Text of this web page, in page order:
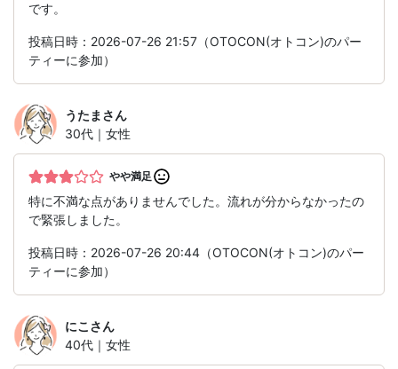
です。
投稿日時：2026-07-26 21:57（OTOCON(オトコン)のパー
ティーに参加）
うたま さん
30代｜女性
やや満足
特に不満な点がありませんでした。流れが分からなかったの
で緊張しました。
投稿日時：2026-07-26 20:44（OTOCON(オトコン)のパー
ティーに参加）
にこ さん
40代｜女性